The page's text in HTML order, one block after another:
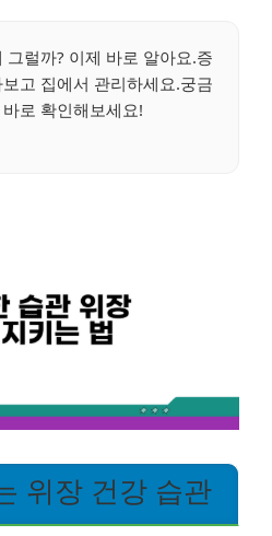
그럴까? 이제 바로 알아요.증
고 집에서 관리하세요.궁금
로 확인해보세요!
위장 건강 습관